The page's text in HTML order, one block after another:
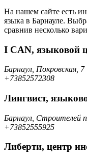
На нашем сайте есть
языка в Барнауле.
сравнив несколько
I CAN, языковой
Барнаул, Покровская, 7
+73852572308
Лингвист,
Барнаул, Строителей
+73852555925
Либерти, центр